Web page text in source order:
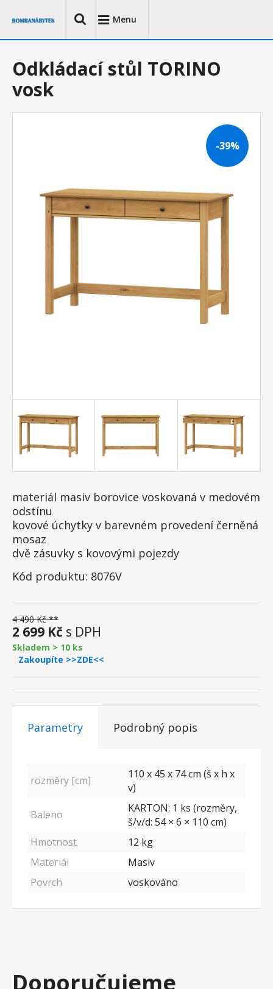
Menu
-39%
Odkládací stůl TORINO
vosk
materiál masiv borovice voskovaná v medovém
odstínu
kovové úchytky v barevném provedení černěná
mosaz
dvě zásuvky s kovovými pojezdy
Kód produktu: 8076V
4 490 Kč **
2 699 Kč s DPH
Skladem > 10 ks
Zakoupíte >>ZDE<<
Parametry Podrobný popis
rozměry [cm]
110 x 45 x 74 cm (š x h x
v)
Baleno
KARTON: 1 ks (rozměry,
š/v/d: 54 × 6 × 110 cm)
Hmotnost
12 kg
Materiál
Masiv
Povrch
voskováno
Doporučujeme